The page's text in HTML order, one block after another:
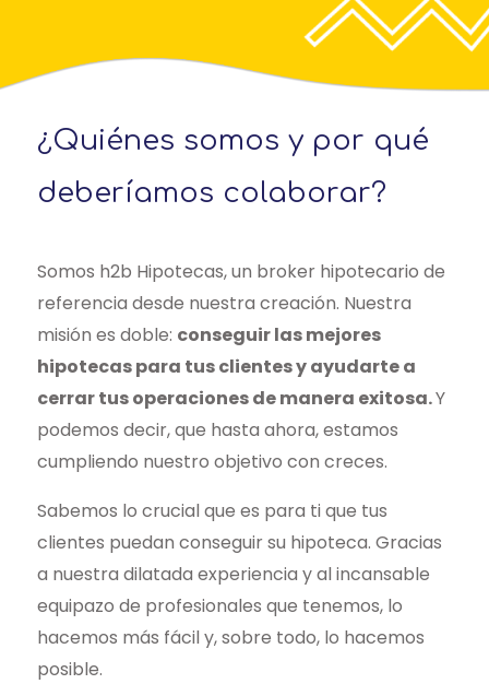
¿Quiénes somos y por qué
deberíamos colaborar?
Somos h2b Hipotecas, un broker hipotecario de
referencia desde nuestra creación. Nuestra
misión es doble: conseguir las mejores
hipotecas para tus clientes y ayudarte a
cerrar tus operaciones de manera exitosa.Y
podemos decir, que hasta ahora, estamos
cumpliendo nuestro objetivo con creces.
Sabemos lo crucial que es para ti que tus
clientes puedan conseguir su hipoteca. Gracias
a nuestra dilatada experiencia y al incansable
equipazo de profesionales que tenemos, lo
hacemos más fácil y, sobre todo, lo hacemos
posible.
1
2
3
4
5
5
10
15